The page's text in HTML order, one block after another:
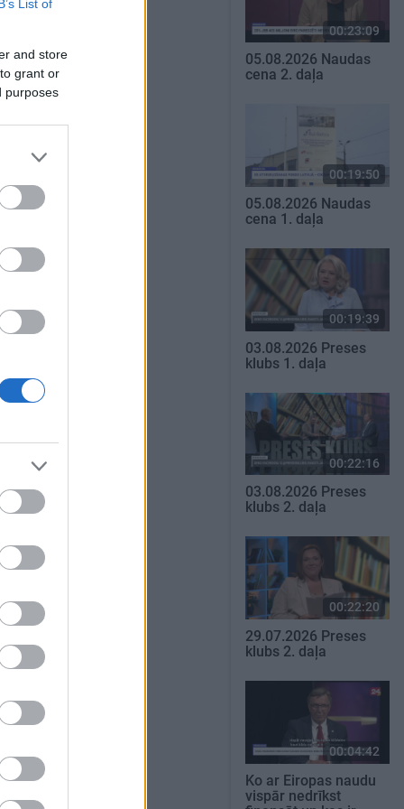
List of
and store
grant or
purposes
00:23:09
05.08.2026 Naudas
cena 2. daļa
00:19:50
05.08.2026 Naudas
cena 1. daļa
00:19:39
03.08.2026 Preses
klubs 1. daļa
00:22:16
03.08.2026 Preses
klubs 2. daļa
00:22:20
29.07.2026 Preses
klubs 2. daļa
00:04:42
Ko ar Eiropas naudu
vispār nedrīkst